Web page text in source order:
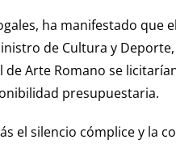
ha manifestado que
de Cultura y
Arte Romano se
presupuestaria.
el silencio cómplice y la